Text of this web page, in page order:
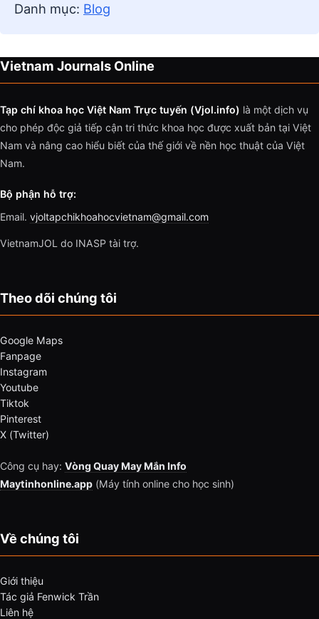
Danh mục: Blog
Vietnam Journals Online
Tạp chí khoa học Việt Nam Trực tuyến (Vjol.info) là một dịch vụ
cho phép độc giả tiếp cận tri thức khoa học được xuất bản tại Việt
Nam và nâng cao hiểu biết của thế giới về nền học thuật của Việt
Nam.
Bộ phận hỗ trợ:
Email. vjoltapchikhoahocvietnam@gmail.com
VietnamJOL do INASP tài trợ.
Theo dõi chúng tôi
Google Maps
Fanpage
Instagram
Youtube
Tiktok
Pinterest
X (Twitter)
Công cụ hay: Vòng Quay May Mắn Info
Maytinhonline.app (Máy tính online cho học sinh)
Về chúng tôi
Giới thiệu
Tác giả Fenwick Trần
Liên hệ